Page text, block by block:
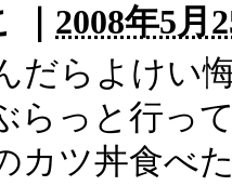
2008年5月
だらよけい
らっと行っ
カツ丼食べ